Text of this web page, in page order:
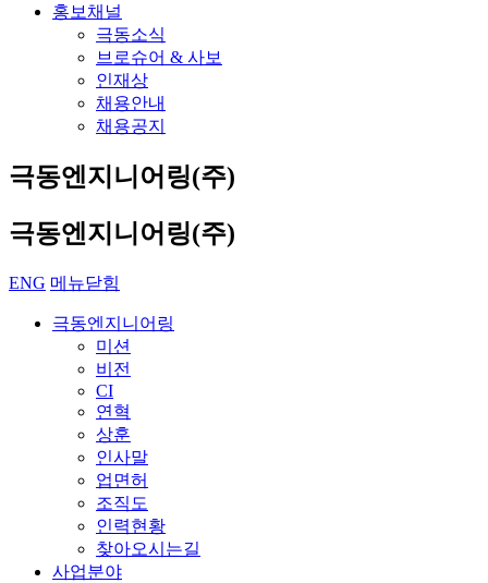
홍보채널
극동소식
브로슈어 & 사보
인재상
채용안내
채용공지
극동엔지니어링(주)
극동엔지니어링(주)
ENG 메뉴닫힘
극동엔지니어링
미션
비전
CI
연혁
상훈
인사말
업면허
조직도
인력현황
찾아오시는길
사업분야